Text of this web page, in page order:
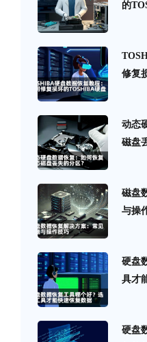
的
修复
动态
磁盘
磁盘
与操
硬盘
具才
硬盘